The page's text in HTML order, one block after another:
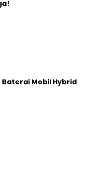
Baterai Mobil Hybrid